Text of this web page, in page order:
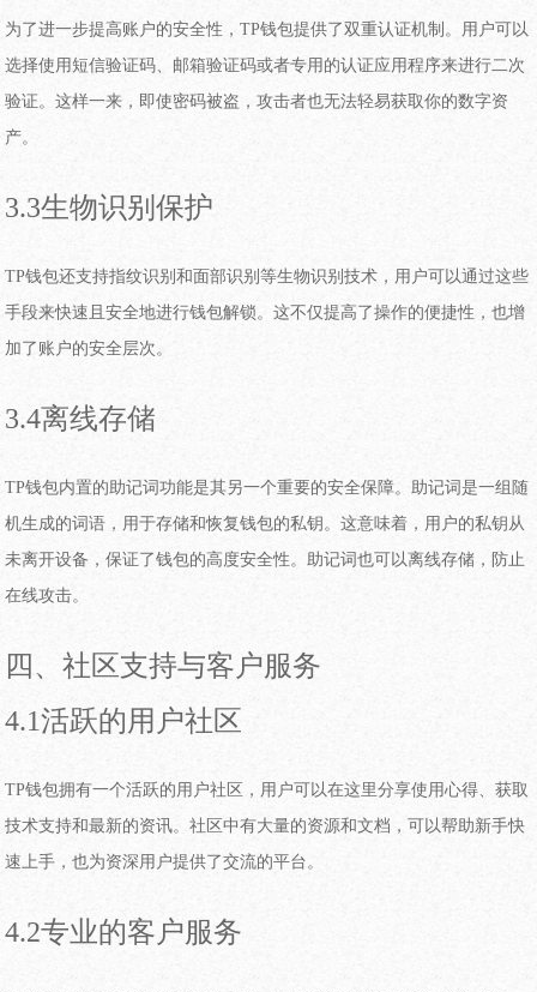
为了进一步提高账户的安全性，TP钱包提供了双重认证机制。用户可以
选择使用短信验证码、邮箱验证码或者专用的认证应用程序来进行二次
验证。这样一来，即使密码被盗，攻击者也无法轻易获取你的数字资
产。
3.3生物识别保护
TP钱包还支持指纹识别和面部识别等生物识别技术，用户可以通过这些
手段来快速且安全地进行钱包解锁。这不仅提高了操作的便捷性，也增
加了账户的安全层次。
3.4离线存储
TP钱包内置的助记词功能是其另一个重要的安全保障。助记词是一组随
机生成的词语，用于存储和恢复钱包的私钥。这意味着，用户的私钥从
未离开设备，保证了钱包的高度安全性。助记词也可以离线存储，防止
在线攻击。
四、社区支持与客户服务
4.1活跃的用户社区
TP钱包拥有一个活跃的用户社区，用户可以在这里分享使用心得、获取
技术支持和最新的资讯。社区中有大量的资源和文档，可以帮助新手快
速上手，也为资深用户提供了交流的平台。
4.2专业的客户服务